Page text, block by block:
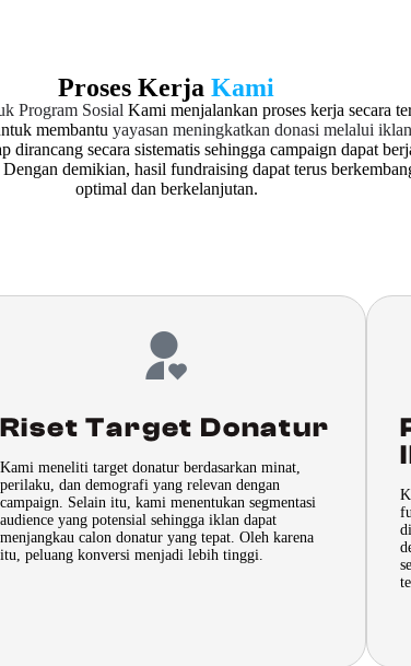
Proses Kerja Kami
Program Sosial Kami menjalankan proses kerja secara
membantu yayasan meningkatkan donasi melalui
dirancang secara sistematis sehingga campaign dapat
demikian, hasil fundraising dapat terus
optimal dan berkelanjutan.
Riset Target Donatur
Kami meneliti target donatur berdasarkan minat,
perilaku, dan demografi yang relevan dengan
campaign. Selain itu, kami menentukan segmentasi
audience yang potensial sehingga iklan dapat
menjangkau calon donatur yang tepat. Oleh karena
itu, peluang konversi menjadi lebih tinggi.